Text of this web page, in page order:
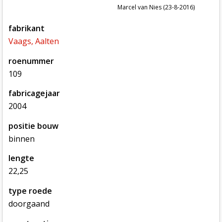
Marcel van Nies (23-8-2016)
fabrikant
Vaags, Aalten
roenummer
109
fabricagejaar
2004
positie bouw
binnen
lengte
22,25
type roede
doorgaand